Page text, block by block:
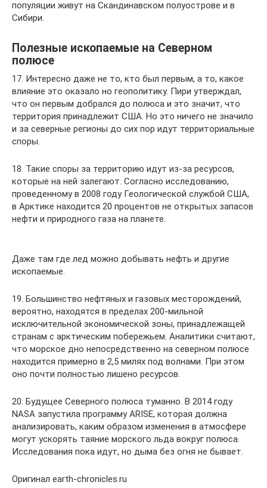
популяции живут на Скандинавском полуострове и в
Сибири.
Полезные ископаемые на Северном
полюсе
17. Интересно даже не то, кто был первым, а то, какое
влияние это оказало но геополитику. Пири утверждал,
что он первым добрался до полюса и это значит, что
территория принадлежит США. Но это ничего не значило
и за северные регионы до сих пор идут территориальные
споры.
18. Такие споры за территорию идут из-за ресурсов,
которые на ней залегают. Согласно исследованию,
проведенному в 2008 году Геологической службой США,
в Арктике находится 20 процентов не открытых запасов
нефти и природного газа на планете.
Даже там где лед можно добывать нефть и другие
ископаемые.
19. Большинство нефтяных и газовых месторождений,
вероятно, находятся в пределах 200-мильной
исключительной экономической зоны, принадлежащей
странам с арктическим побережьем. Аналитики считают,
что морское дно непосредственно на северном полюсе
находится примерно в 2,5 милях под волнами. При этом
оно почти полностью лишено ресурсов.
20. Будущее Северного полюса туманно. В 2014 году
NASA запустила программу ARISE, которая должна
анализировать, каким образом изменения в атмосфере
могут ускорять таяние морского льда вокруг полюса.
Исследования пока идут, но дыма без огня не бывает.
Оригинал earth-chronicles.ru